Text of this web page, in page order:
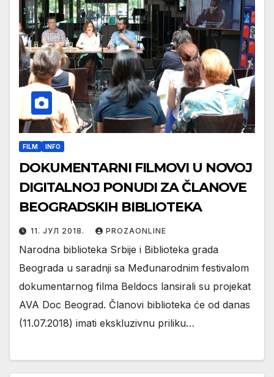
FILM INFO
DOKUMENTARNI FILMOVI U NOVOJ
DIGITALNOJ PONUDI ZA ČLANOVE
BEOGRADSKIH BIBLIOTEKA
11. ЈУЛ 2018. PROZAONLINE
Narodna biblioteka Srbije i Biblioteka grada
Beograda u saradnji sa Međunarodnim festivalom
dokumentarnog filma Beldocs lansirali su projekat
AVA Doc Beograd. Članovi biblioteka će od danas
(11.07.2018) imati ekskluzivnu priliku…